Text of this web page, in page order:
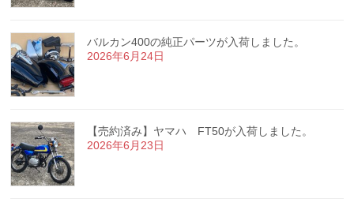
バルカン400の純正パーツが入荷しました。
2026年6月24日
【売約済み】ヤマハ FT50が入荷しました。
2026年6月23日